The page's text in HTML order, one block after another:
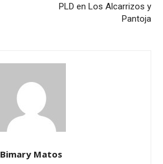
PLD en Los Alcarrizos y
Pantoja
Bimary Matos